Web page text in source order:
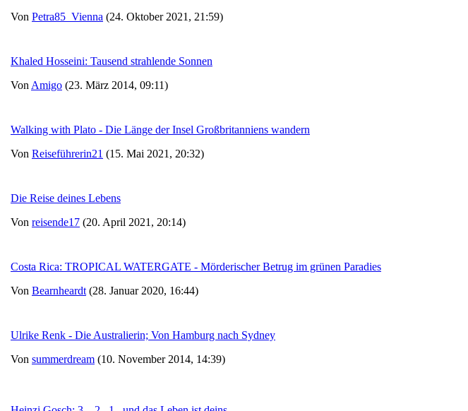
Von Petra85_Vienna (24. Oktober 2021, 21:59)
Khaled Hosseini: Tausend strahlende Sonnen
Von Amigo (23. März 2014, 09:11)
Walking with Plato - Die Länge der Insel Großbritanniens wandern
Von Reiseführerin21 (15. Mai 2021, 20:32)
Die Reise deines Lebens
Von reisende17 (20. April 2021, 20:14)
Costa Rica: TROPICAL WATERGATE - Mörderischer Betrug im grünen Paradies
Von Bearnheardt (28. Januar 2020, 16:44)
Ulrike Renk - Die Australierin; Von Hamburg nach Sydney
Von summerdream (10. November 2014, 14:39)